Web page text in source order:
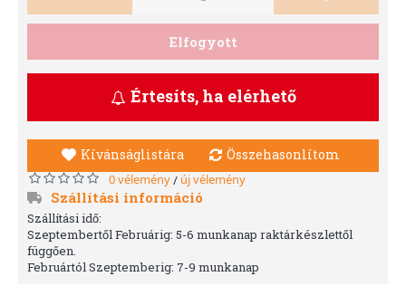
Elfogyott
Értesíts, ha elérhető
Kívánságlistára Összehasonlítom
0 vélemény/ új vélemény
Szállítási információ
Szállítási idő:
Szeptembertől Februárig: 5-6 munkanap raktárkészlettől
függően.
Februártól Szeptemberig: 7-9 munkanap